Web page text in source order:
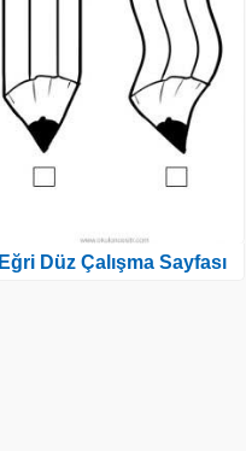
Eğri Düz Çalışma Sayfası